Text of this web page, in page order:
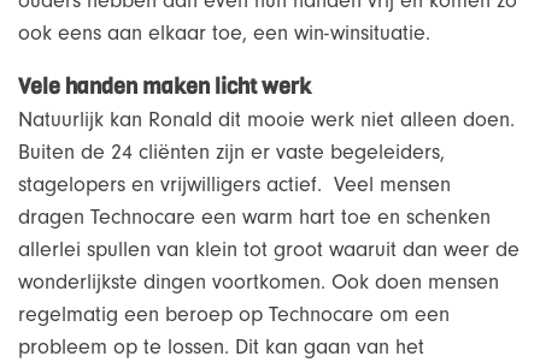
ook eens aan elkaar toe, een win-winsituatie.
Vele handen maken licht werk
Natuurlijk kan Ronald dit mooie werk niet alleen doen.
Buiten de 24 cliënten zijn er vaste begeleiders,
stagelopers en vrijwilligers actief. Veel mensen
dragen Technocare een warm hart toe en schenken
allerlei spullen van klein tot groot waaruit dan weer de
wonderlijkste dingen voortkomen. Ook doen mensen
regelmatig een beroep op Technocare om een
probleem op te lossen. Dit kan gaan van het